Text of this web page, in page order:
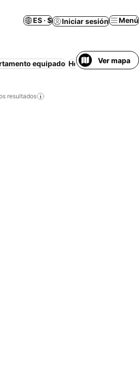
ES · $ Iniciar sesión Menú
equipado Hostel Camping
Ver mapa
resultados